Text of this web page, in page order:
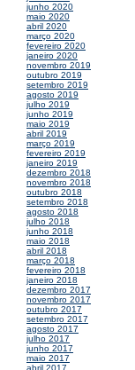
junho 2020
maio 2020
abril 2020
março 2020
fevereiro 2020
janeiro 2020
novembro 2019
outubro 2019
setembro 2019
agosto 2019
julho 2019
junho 2019
maio 2019
abril 2019
março 2019
fevereiro 2019
janeiro 2019
dezembro 2018
novembro 2018
outubro 2018
setembro 2018
agosto 2018
julho 2018
junho 2018
maio 2018
abril 2018
março 2018
fevereiro 2018
janeiro 2018
dezembro 2017
novembro 2017
outubro 2017
setembro 2017
agosto 2017
julho 2017
junho 2017
maio 2017